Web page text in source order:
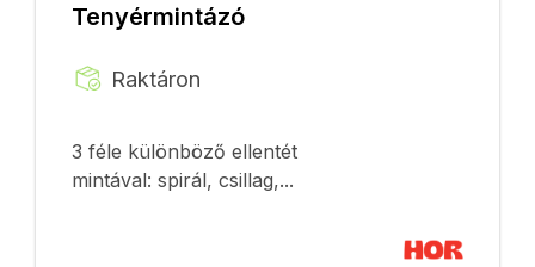
Tenyérmintázó
Raktáron
3 féle különböző ellentét
mintával: spirál, csillag,...